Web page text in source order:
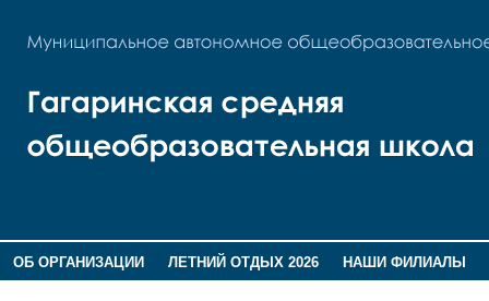
ОБ ОРГАНИЗАЦИИ ЛЕТНИЙ ОТДЫХ 2026
НАШИ ФИЛИАЛЫ